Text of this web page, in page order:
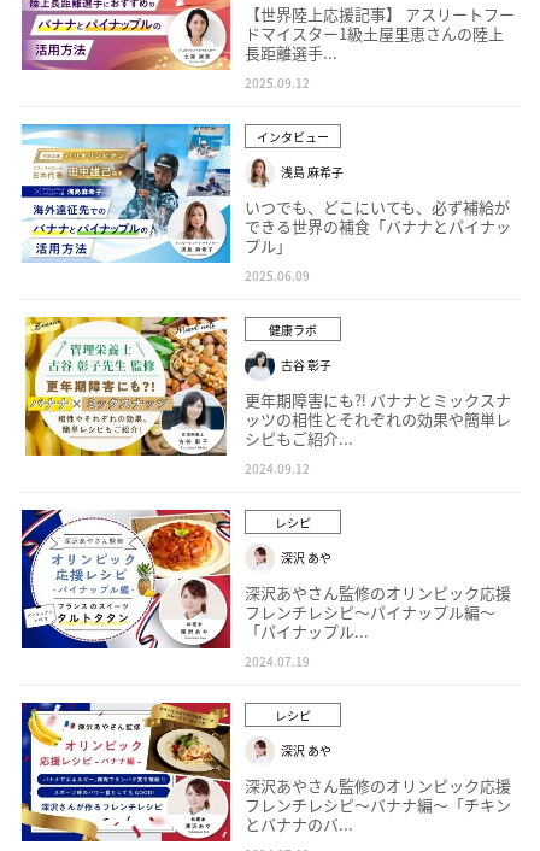
【世界陸上応援記事】 アスリートフー
ドマイスター1級土屋里恵さんの陸上
長距離選手...
2025.09.12
インタビュー
浅島 麻希子
いつでも、どこにいても、必ず補給が
できる世界の補食「バナナとパイナッ
プル」
2025.06.09
健康ラボ
古谷 彰子
更年期障害にも⁈ バナナとミックスナ
ッツの相性とそれぞれの効果や簡単レ
シピもご紹介...
2024.09.12
レシピ
深沢 あや
深沢あやさん監修のオリンピック応援
フレンチレシピ〜パイナップル編〜
「パイナップル...
2024.07.19
レシピ
深沢 あや
深沢あやさん監修のオリンピック応援
フレンチレシピ〜バナナ編〜「チキン
とバナナのバ...